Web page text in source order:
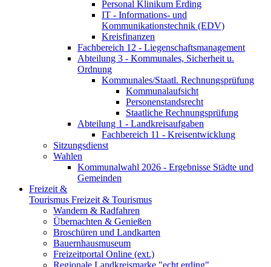
Personal Klinikum Erding
IT - Informations- und
Kommunikationstechnik (EDV)
Kreisfinanzen
Fachbereich 12 - Liegenschaftsmanagement
Abteilung 3 - Kommunales, Sicherheit u.
Ordnung
Kommunales/Staatl. Rechnungsprüfung
Kommunalaufsicht
Personenstandsrecht
Staatliche Rechnungsprüfung
Abteilung 1 - Landkreisaufgaben
Fachbereich 11 - Kreisentwicklung
Sitzungsdienst
Wahlen
Kommunalwahl 2026 - Ergebnisse Städte und
Gemeinden
Freizeit &
Tourismus Freizeit & Tourismus
Wandern & Radfahren
Übernachten & Genießen
Broschüren und Landkarten
Bauernhausmuseum
Freizeitportal Online (ext.)
Regionale Landkreismarke "echt erding"